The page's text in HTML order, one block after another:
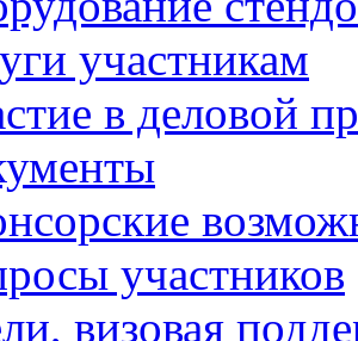
участникам
в деловой
участников
визовая